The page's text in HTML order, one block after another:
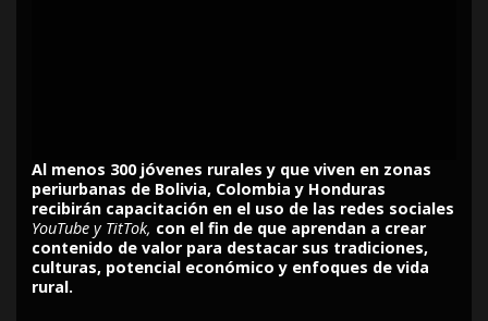
Al menos 300 jóvenes rurales y que viven en zonas
periurbanas de Bolivia, Colombia y Honduras
recibirán capacitación en el uso de las redes sociales
YouTube y TitTok, con el fin de que aprendan a crear
contenido de valor para destacar sus tradiciones,
culturas, potencial económico y enfoques de vida
rural.